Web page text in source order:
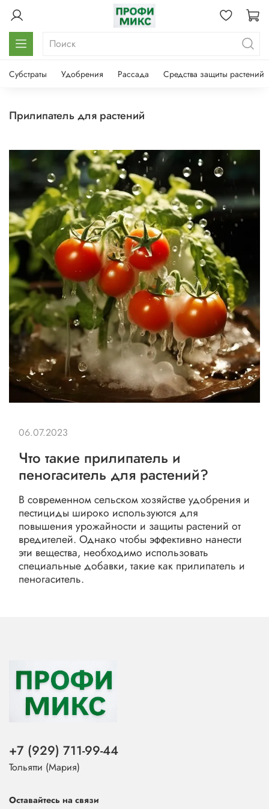
Субстраты Удобрения Рассада Средства защиты растений
прилипатель для растений
Что такие прилипатель и
пеногаситель для растений?
В современном сельском хозяйстве удобрения и
пестициды широко используются для
повышения урожайности и защиты растений от
вредителей. Однако чтобы эффективно нанести
эти вещества, необходимо использовать
специальные добавки, такие как прилипатель и
пеногаситель.
06.07.2023
+7 (929) 711-99-44
Тольятти (Мария)
Оставайтесь на связи